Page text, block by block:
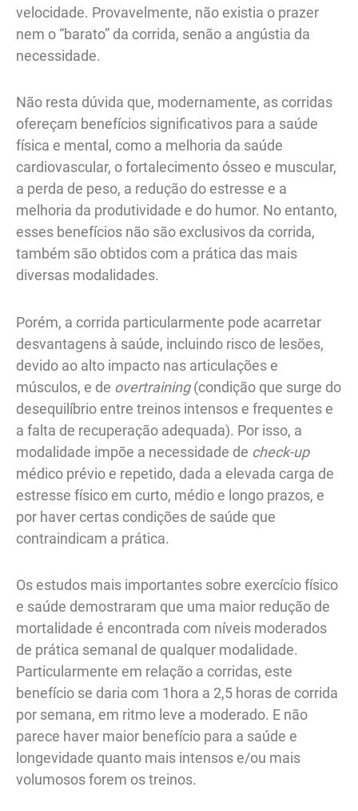
velocidade. Provavelmente, não existia o prazer
nem o “barato” da corrida, senão a angústia da
necessidade.
Não resta dúvida que, modernamente, as corridas
ofereçam benefícios significativos para a saúde
física e mental, como a melhoria da saúde
cardiovascular, o fortalecimento ósseo e muscular,
a perda de peso, a redução do estresse e a
melhoria da produtividade e do humor. No entanto,
esses benefícios não são exclusivos da corrida,
também são obtidos com a prática das mais
diversas modalidades.
Porém, a corrida particularmente pode acarretar
desvantagens à saúde, incluindo risco de lesões,
devido ao alto impacto nas articulações e
músculos, e de overtraining(condição que surge do
desequilíbrio entre treinos intensos e frequentes e
a falta de recuperação adequada). Por isso, a
modalidade impõe a necessidade de check-up
médico prévio e repetido, dada a elevada carga de
estresse físico em curto, médio e longo prazos, e
por haver certas condições de saúde que
contraindicam a prática.
Os estudos mais importantes sobre exercício físico
e saúde demostraram que uma maior redução de
mortalidade é encontrada com níveis moderados
de prática semanal de qualquer modalidade.
Particularmente em relação a corridas, este
benefício se daria com 1hora a 2,5 horas de corrida
por semana, em ritmo leve a moderado. E não
parece haver maior benefício para a saúde e
longevidade quanto mais intensos e/ou mais
volumosos forem os treinos.